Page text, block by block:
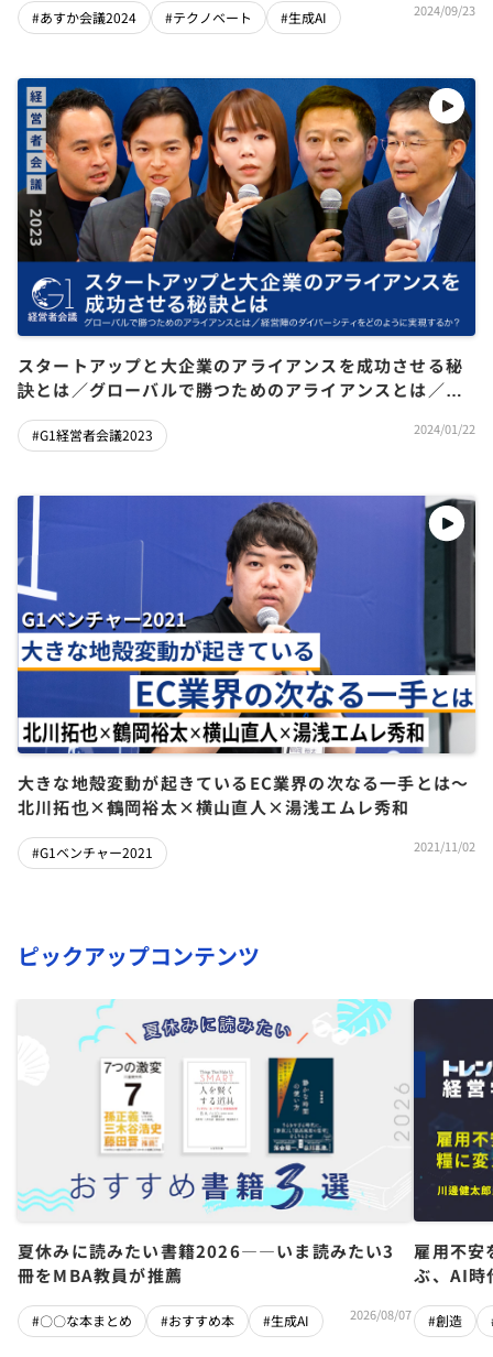
#あすか会議2024 #テクノベート #生成AI 2024/09/23
スタートアップと大企業のアライアンスを成功させる秘
訣とは／グローバルで勝つためのアライアンスとは／経
誠×辻庸介×中村亜由子×横山直人×今野穣】
#G1経営者会議2023 2024/01/22
大きな地殻変動が起きているEC業界の次なる一手とは〜
北川拓也×鶴岡裕太×横山直人×湯浅エムレ秀和
#G1ベンチャー2021 2021/11/02
ピックアップコンテンツ
夏休みに読みたい書籍2026――いま読みたい3
冊をMBA教員が推薦
#〇〇な本まとめ #おすすめ本 #生成AI 2026/08/07
雇用不
ぶ、AI時
#創造